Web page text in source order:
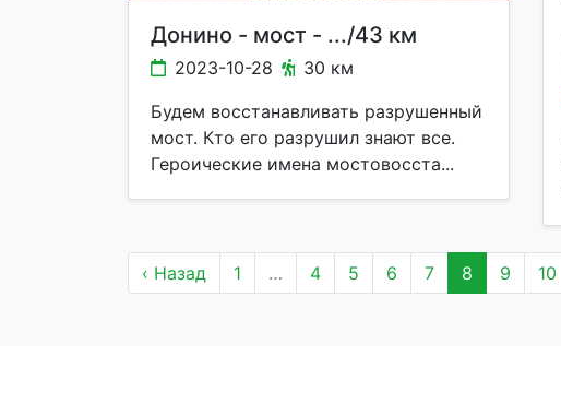
Донино - мост - .../43 км
2023-10-28
30 км
Будем восстанавливать разрушенный
мост. Кто его разрушил знают все.
Героические имена мостовосста...
‹ Назад 1 … 4 5 6 7 8 9 10